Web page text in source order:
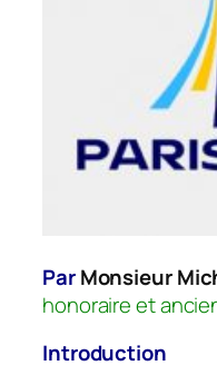
ParMonsieur
honoraire et
Introduction